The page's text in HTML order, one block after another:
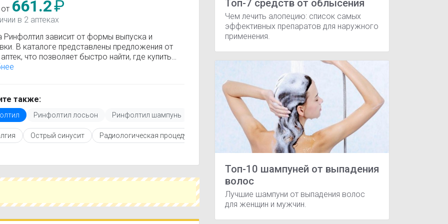
661.2₽
в 2 аптеках
Ринфолтил зависит от формы выпуска и
В каталоге представлены предложения от
что позволяет быстро найти, где купить
по минимальной цене. Информация о
рекомендуется ознакомиться с
по применению, показаниями и
При необходимости вы можете
аналоги Ринфолтил с похожим действующим
или более доступной ценой.
время и выбрать оптимальный вариант по
также:
Ринфолтил лосьон Ринфолтил шампунь Ринфолтил таблетки Ринфолтил Эспрессо Ринфолтил Эспрессо
Острый синусит Радиологическая процедура и лучевая терапия Синусит Нарушения сна
Топ-7 средств от облысения
Чем лечить алопецию: список самых
эффективных препаратов для наружного
применения.
Топ-10 шампуней от выпадения
волос
Лучшие шампуни от выпадения волос
для женщин и мужчин.